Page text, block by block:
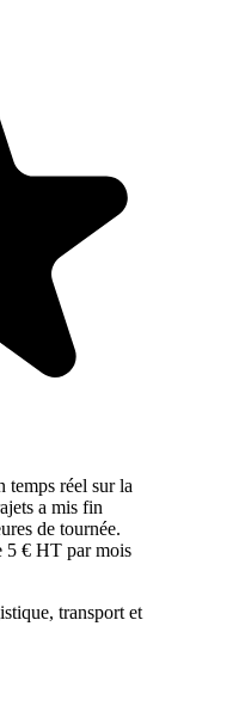
temps réel sur la
a mis fin
de tournée.
5 € HT par mois
transport et